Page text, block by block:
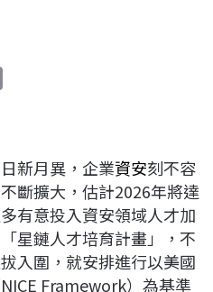
L
i
n
新月異，企業資安刻不容
斷擴大，估計2026年將達
有意投入資安領域人才加
星鏈人才培育計畫」，不
入圍，就安排進行以美國
Framework）為基準